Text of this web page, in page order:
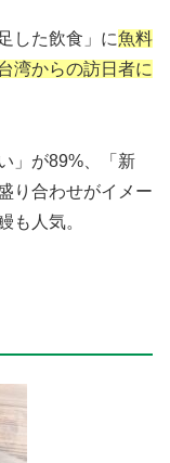
した飲食」に魚料
湾からの訪日者に
」が89%、「新
り合わせがイメー
も人気。